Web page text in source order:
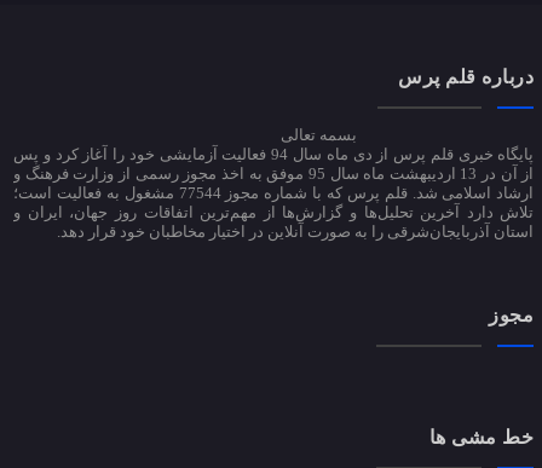
درباره قلم پرس
بسمه تعالی
پایگاه خبری قلم پرس از دی ماه سال 94 فعالیت آزمایشی خود را آغاز کرد و پس
از آن در 13 اردیبهشت ماه سال 95 موفق به اخذ مجوز رسمی از وزارت فرهنگ و
ارشاد اسلامی شد. قلم پرس که با شماره مجوز 77544 مشغول به فعالیت است؛
تلاش دارد آخرین تحلیل‌ها و گزارش‌ها از مهم‌ترین اتفاقات روز جهان، ایران و
استان آذربایجان‌شرقی را به صورت آنلاین در اختیار مخاطبان خود قرار دهد.
مجوز
خط مشی ها